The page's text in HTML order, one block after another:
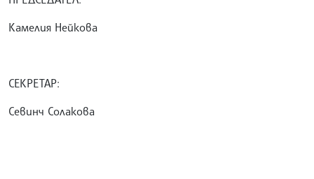
Камелия Нейкова
СЕКРЕТАР:
Севинч Солакова